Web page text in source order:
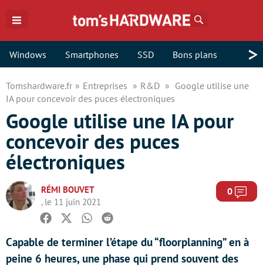
Windows Smartphones SSD Bons plans >
Tomshardware.fr Entreprises R&D
Google utilise une
IA pour concevoir des puces électroniques
Google utilise une IA pour
concevoir des puces
électroniques
RÉMI BOUVET
, le 11 juin 2021
0
Facebook
TwitterWhatsapp
Reddit
Capable de terminer l’étape du “floorplanning” en à
peine 6 heures, une phase qui prend souvent des